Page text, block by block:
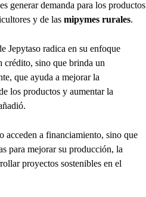
generar demanda para los productos
y de las mipymes rurales.
Jepytaso radica en su enfoque
crédito, sino que brinda un
que ayuda a mejorar la
los productos y aumentar la
acceden a financiamiento, sino que
para mejorar su producción, la
proyectos sostenibles en el